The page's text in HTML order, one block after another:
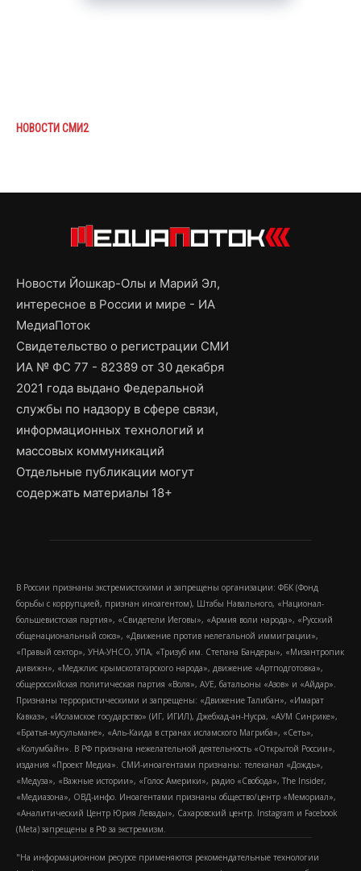
НОВОСТИ СМИ2
Новости Йошкар-Олы и Марий Эл,
интересное в России и мире - ИА
МедиаПоток
Свидетельство о регистрации СМИ
ИА № ФС 77 - 82389 от 30 декабря
2021 года выдано Федеральной
службы по надзору в сфере связи,
информационных технологий и
массовых коммуникаций
Отдельные публикации могут
содержать материалы 18+
В России признаны экстремистскими и запрещены организации: ФБК (Фонд
борьбы с коррупцией, признан иноагентом), Штабы Навального, «Национал-
большевистская партия», «Свидетели Иеговы», «Армия воли народа», «Русский
общенациональный союз», «Движение против нелегальной иммиграции»,
«Правый сектор», УНА-УНСО, УПА, «Тризуб им. Степана Бандеры», «Мизантропик
дивижн», «Меджлис крымскотатарского народа», движение «Артподготовка»,
общероссийская политическая партия «Воля», АУЕ, батальоны «Азов» и «Айдар».
Признаны террористическими и запрещены: «Движение Талибан», «Имарат
Кавказ», «Исламское государство» (ИГ, ИГИЛ), Джебхад-ан-Нусра, «АУМ Синрике»,
«Братья-мусульмане», «Аль-Каида в странах исламского Магриба», «Сеть»,
«Колумбайн». В РФ признана нежелательной деятельность «Открытой России»,
издания «Проект Медиа». СМИ-иноагентами признаны: телеканал «Дождь»,
«Медуза», «Важные истории», «Голос Америки», радио «Свобода», The Insider,
«Медиазона», ОВД-инфо. Иноагентами признаны общество/центр «Мемориал»,
«Аналитический Центр Юрия Левады», Сахаровский центр. Instagram и Facebook
(Metа) запрещены в РФ за экстремизм.
"На информационном ресурсе применяются рекомендательные технологии